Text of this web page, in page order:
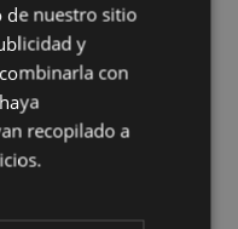
de nuestro sitio
y
con
recopilado a